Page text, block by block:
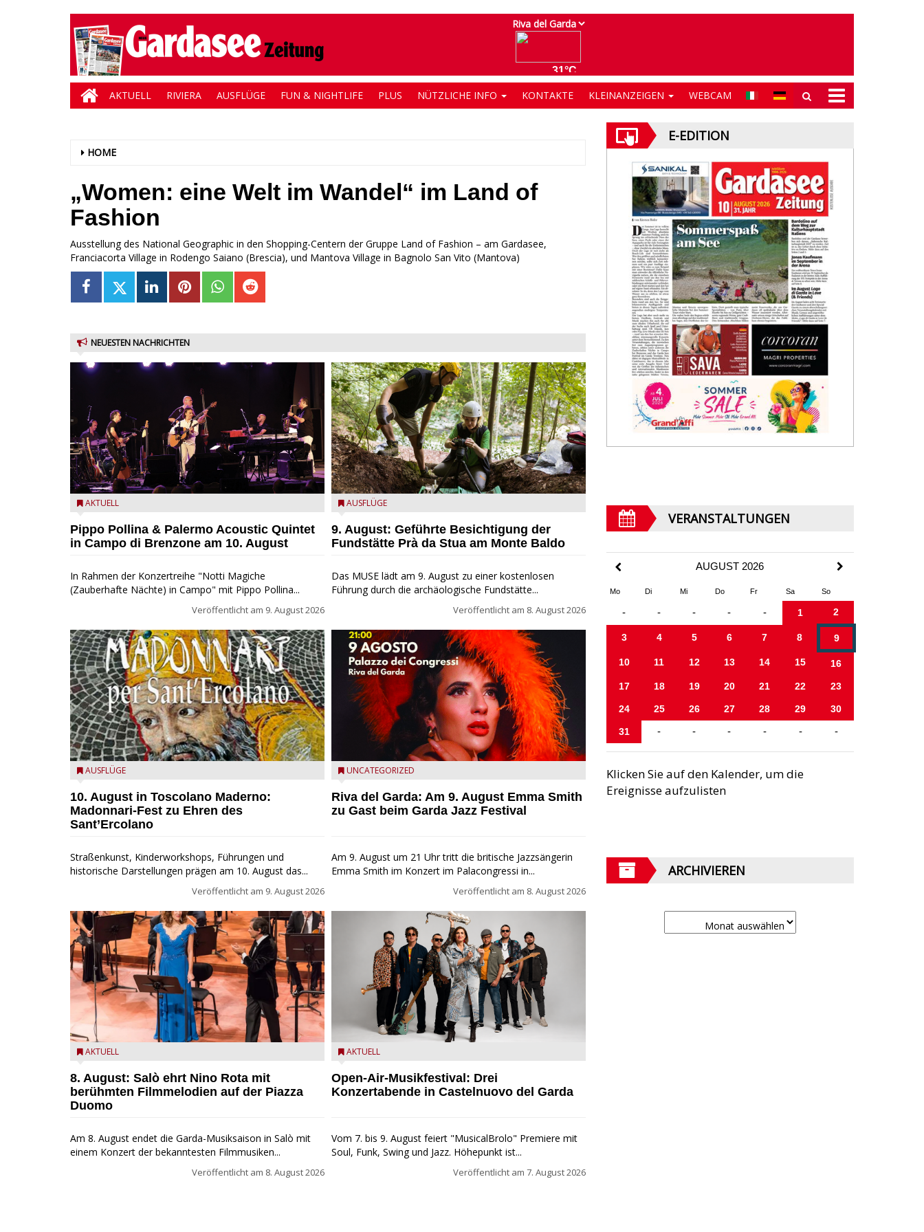
AKTUELL RIVIERA AUSFLÜGE FUN & NIGHTLIFE PLUS NÜTZLICHE INFO KONTAKTE KLEINANZEIGEN WEBCAM
HOME
„Women: eine Welt im Wandel“ im Land of
Fashion
Ausstellung des National Geographic in den Shopping-Centern der Gruppe Land of Fashion – am Gardasee,
Franciacorta Village in Rodengo Saiano (Brescia), und Mantova Village in Bagnolo San Vito (Mantova)
NEUESTEN NACHRICHTEN
Pippo Pollina im Konzert mit dem Palermo Acoustic
AKTUELL
Pippo Pollina & Palermo Acoustic Quintet
in Campo di Brenzone am 10. August
In Rahmen der Konzertreihe "Notti Magiche
(Zauberhafte Nächte) in Campo" mit Pippo Pollina...
Veröffentlicht am 9. August 2026
Toscolano Maderno: "Madonnari per Sant'Ercolano"
AUSFLÜGE
10. August in Toscolano Maderno:
Madonnari-Fest zu Ehren des
Sant’Ercolano
Straßenkunst, Kinderworkshops, Führungen und
historische Darstellungen prägen am 10. August das...
Veröffentlicht am 9. August 2026
Estate Musicale del Garda: Salò ehrt Nino Rota
AKTUELL
8. August: Salò ehrt Nino Rota mit
berühmten Filmmelodien auf der Piazza
Duomo
Am 8. August endet die Garda-Musiksaison in Salò mit
einem Konzert der bekanntesten Filmmusiken...
Veröffentlicht am 8. August 2026
die archäologische Fundstätte Riparo Prà da Stua am
AUSFLÜGE
9. August: Geführte Besichtigung der
Fundstätte Prà da Stua am Monte Baldo
Das MUSE lädt am 9. August zu einer kostenlosen
Führung durch die archäologische Fundstätte...
Veröffentlicht am 8. August 2026
Riva del Garda - Emma Smith zu Gast beim Garda Jazz
UNCATEGORIZED
Riva del Garda: Am 9. August Emma Smith
zu Gast beim Garda Jazz Festival
Am 9. August um 21 Uhr tritt die britische Jazzsängerin
Emma Smith im Konzert im Palacongressi in...
Veröffentlicht am 8. August 2026
Castelnuovo del Garda: Die "Dirotta su Cuba" zu Gast
AKTUELL
Open-Air-Musikfestival: Drei
Konzertabende in Castelnuovo del Garda
Vom 7. bis 9. August feiert "MusicalBrolo" Premiere mit
Soul, Funk, Swing und Jazz. Höhepunkt ist...
Veröffentlicht am 7. August 2026
E-EDITION
VERANSTALTUNGEN
AUGUST 2026
Mo Di Mi Do Fr Sa So
- - - - - 1 2
3 4 5 6 7 8 9
10 11 12 13 14 15 16
17 18 19 20 21 22 23
24 25 26 27 28 29 30
31 - - - - - -
Klicken Sie auf den Kalender, um die
Ereignisse aufzulisten
ARCHIVIEREN